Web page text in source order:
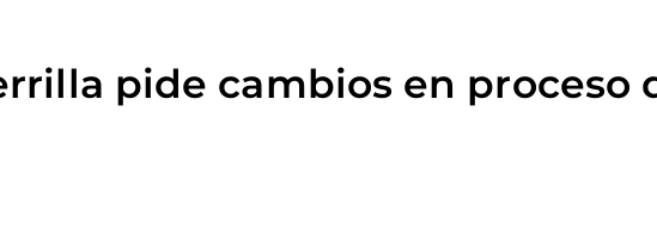
pide cambios en proceso